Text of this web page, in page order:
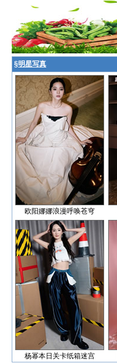
§明星写真
欧阳娜娜浪漫呼唤苍穹
杨幂本日关卡纸箱迷宫